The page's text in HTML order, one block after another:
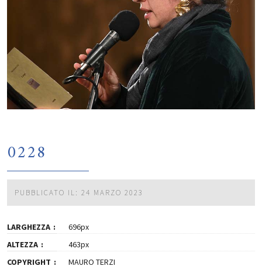
0228
PUBBLICATO IL: 24 MARZO 2023
LARGHEZZA
696px
ALTEZZA
463px
COPYRIGHT
MAURO TERZI